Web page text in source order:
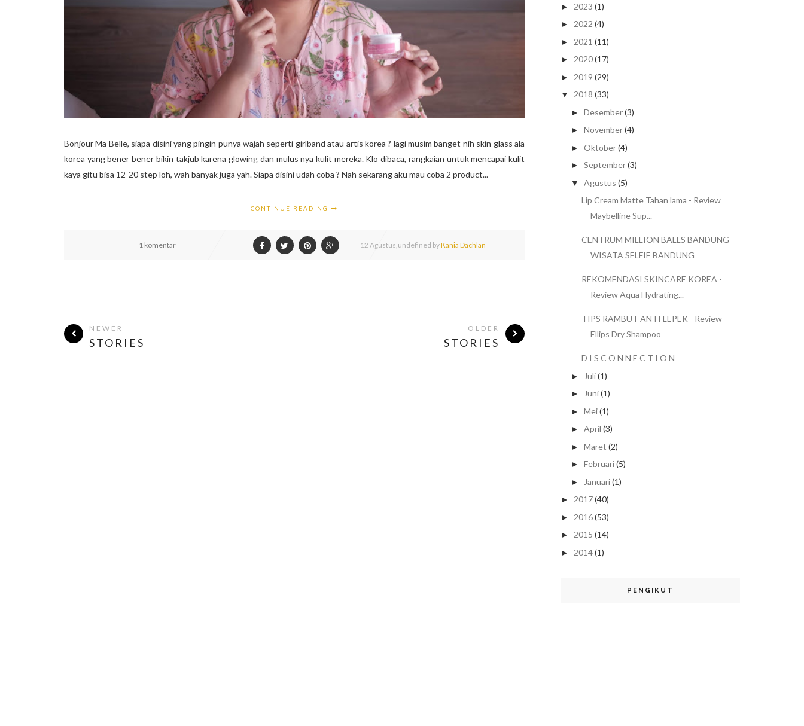
Bonjour Ma Belle, siapa disini yang pingin punya wajah seperti girlband atau artis korea ? lagi musim banget nih skin glass ala
korea yang bener bener bikin takjub karena glowing dan mulus nya kulit mereka. Klo dibaca, rangkaian untuk mencapai kulit
kaya gitu bisa 12-20 step loh, wah banyak juga yah. Siapa disini udah coba ? Nah sekarang aku mau coba 2 product...
CONTINUE READING
1 komentar 12 Agustus,undefined byKania Dachlan
NEWER
STORIES
OLDER
STORIES
► 2023 (1)
► 2022 (4)
► 2021 (11)
► 2020(17)
► 2019 (29)
▼ 2018 (33)
► Desember(3)
► November(4)
► Oktober(4)
► September(3)
▼ Agustus (5)
Lip Cream Matte Tahan lama - Review
Maybelline Sup...
CENTRUM MILLION BALLS BANDUNG -
WISATA SELFIE BANDUNG
REKOMENDASI SKINCARE KOREA -
Review Aqua Hydrating...
TIPS RAMBUT ANTI LEPEK - Review
Ellips Dry Shampoo
D I S C O N N E C T I O N
► Juli(1)
► Juni(1)
► Mei(1)
► April (3)
► Maret (2)
► Februari(5)
► Januari(1)
► 2017(40)
► 2016(53)
► 2015 (14)
► 2014(1)
PENGIKUT